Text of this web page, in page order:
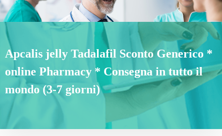
Apcalis jelly Tadalafil Sconto Generico *
online Pharmacy * Consegna in tutto il
mondo (3-7 giorni)